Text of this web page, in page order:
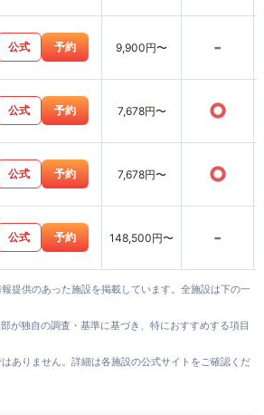
公式 予約 9,900円〜 -
公式 予約 7,678円〜 ○
公式 予約 7,678円〜 ○
公式 予約 148,500円〜 -
提供のあった施設を掲載しています。全施設は下の一
が独自の調査・基準に基づき、特におすすめする項目
ありません。詳細は各施設の公式サイトをご確認くだ